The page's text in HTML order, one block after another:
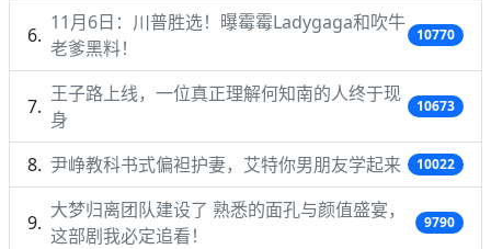
11月6日：川普胜选！曝霉霉Ladygaga和吹牛
老爹黑料！
10770
王子路上线，一位真正理解何知南的人终于现
身
10673
尹峥教科书式偏袒护妻，艾特你男朋友学起来 10022
大梦归离团队建设了 熟悉的面孔与颜值盛宴，
这部剧我必定追看！
9790